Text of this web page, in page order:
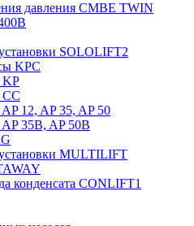
давления CMBE TWIN
SOLOLIFT2
KPC
KP
12, AP 35, AP 50
35B, AP 50B
MULTILIFT
конденсата CONLIFT1